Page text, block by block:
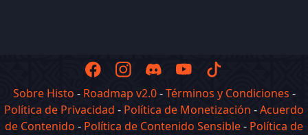
Sobre Histo - Roadmap v2.0-Términos y Condiciones -
Política de Privacidad - Política de Monetización -Acuerdo
de Contenido - Política de Contenido Sensible- Política de